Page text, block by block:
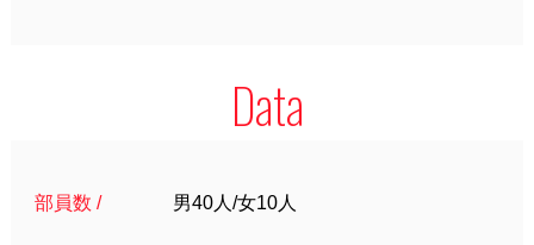
Data
部員数 / 男40人/女10人